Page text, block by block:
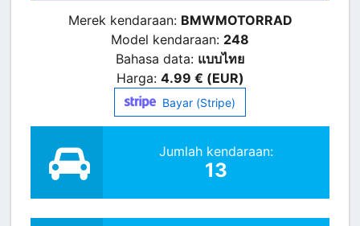
Merek kendaraan: BMWMOTORRAD
Model kendaraan: 248
Bahasa data: แบบไทย
Harga: 4.99 € (EUR)
Bayar (Stripe)
Jumlah kendaraan:
13